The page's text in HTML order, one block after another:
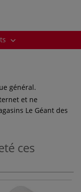
général.
et ne
Le Géant des
ces